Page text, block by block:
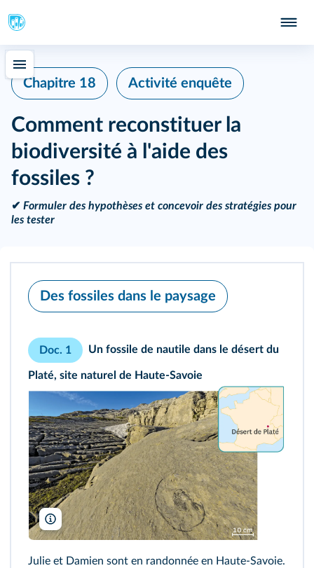
Chapitre 18 Activité enquête
Comment reconstituer la
biodiversité à l'aide des
fossiles ?
✔ Formuler des hypothèses et concevoir des stratégies pour
les tester
Des fossiles dans le paysage
Doc. 1 Un fossile de nautile dans le désert du
Platé, site naturel de Haute-Savoie
Jean-Philippe Delobelle/Biosphoto
Julie et Damien sont en randonnée en Haute-Savoie.